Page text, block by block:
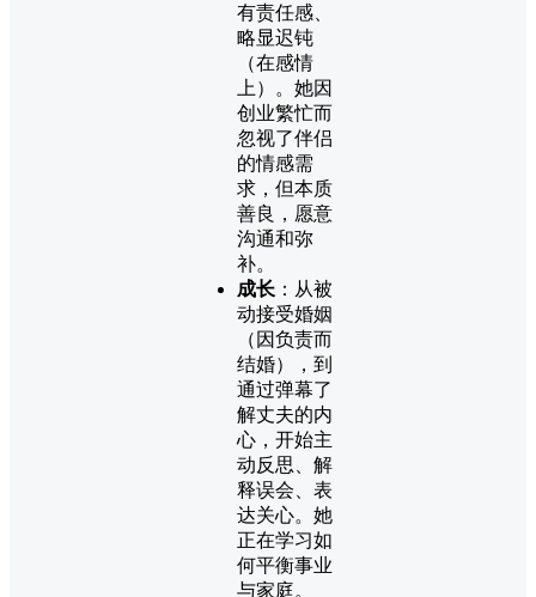
有责任感、
略显迟钝
（在感情
上）。她因
创业繁忙而
忽视了伴侣
的情感需
求，但本质
善良，愿意
沟通和弥
补。
成长 ：从被
动接受婚姻
（因负责而
结婚），到
通过弹幕了
解丈夫的内
心，开始主
动反思、解
释误会、表
达关心。她
正在学习如
何平衡事业
与家庭。